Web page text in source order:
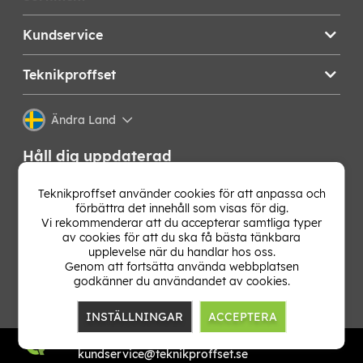
Kundservice
Teknikproffset
Ändra Land
Håll dig uppdaterad
Få de senaste nyheterna, hetaste erbjudandena och
bästa tipsen från oss direkt i din mejlkorg. Signa upp på
vårt nyhetsbrev!
kundservice@teknikproffset.se
Teknikproffset använder cookies för att anpassa och
förbättra det innehåll som visas för dig.
Vi rekommenderar att du accepterar samtliga typer
av cookies för att du ska få bästa tänkbara
upplevelse när du handlar hos oss.
Genom att fortsätta använda webbplatsen
godkänner du användandet av cookies.
INSTÄLLNINGAR ACCEPTERA